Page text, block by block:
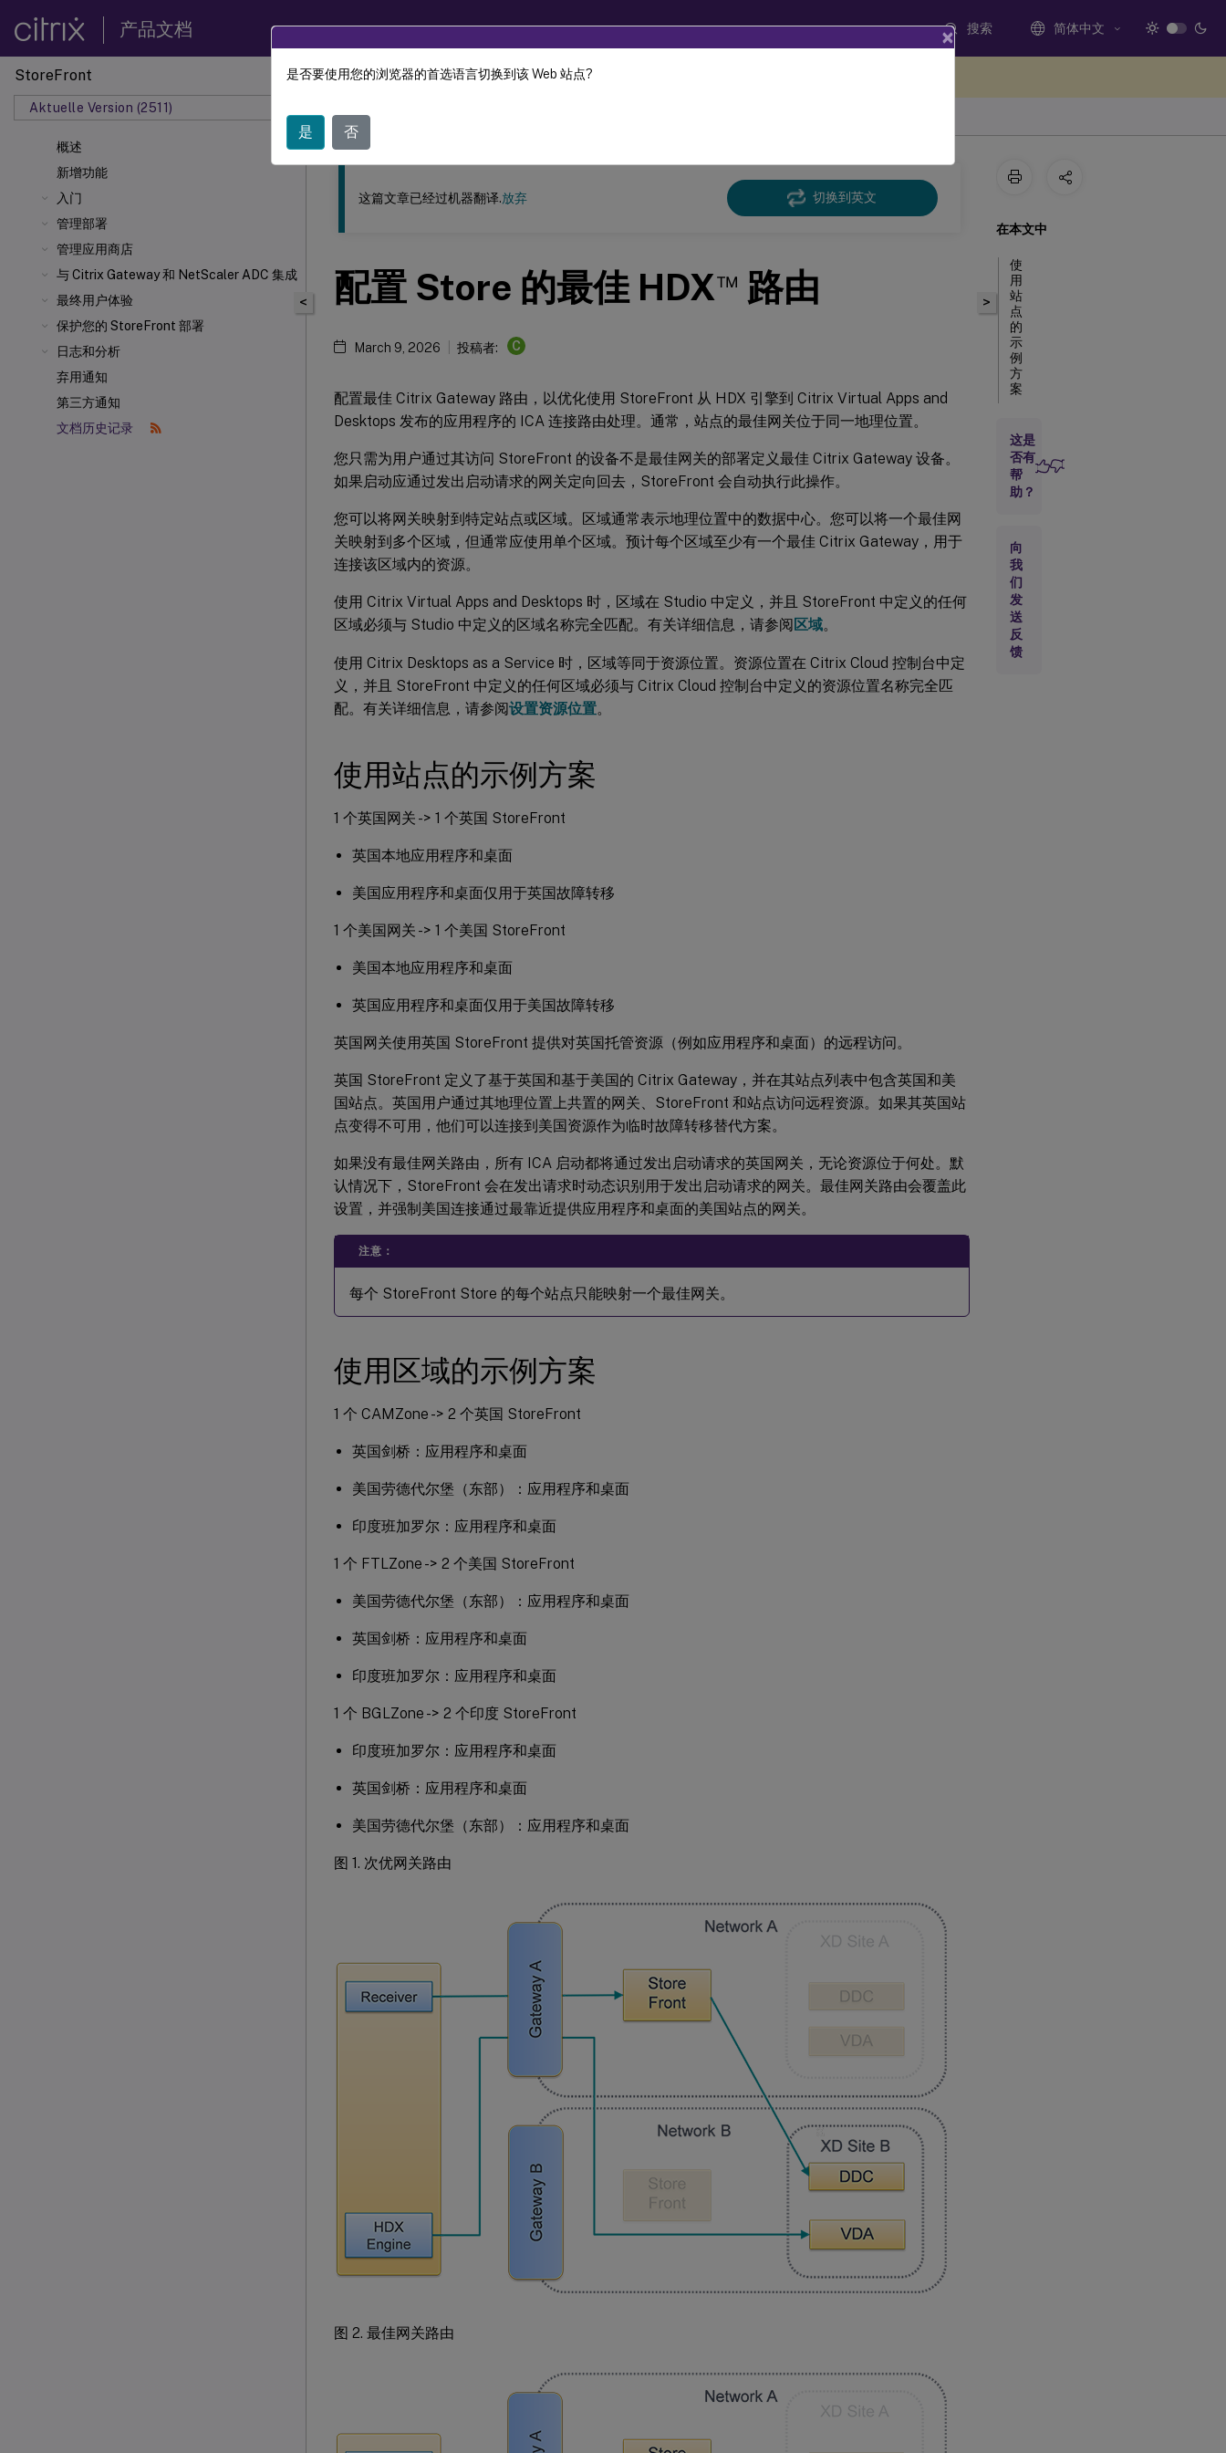
产品文档 搜索 简体中文
StoreFront
Aktuelle Version (2511)
概述
新增功能
入门
管理部署
管理应用商店
与 Citrix Gateway 和 NetScaler ADC 集成
最终用户体验
保护您的 StoreFront 部署
日志和分析
弃用通知
第三方通知
文档历史记录
此内容已经过机器动态翻译。
<
这篇文章已经过机器翻译.放弃 切换到英文
配置 Store 的最佳 HDX™ 路由
March 9, 2026 投稿者: C
配置最佳 Citrix Gateway 路由，以优化使用 StoreFront 从 HDX 引擎到 Citrix Virtual Apps and
Desktops 发布的应用程序的 ICA 连接路由处理。通常，站点的最佳网关位于同一地理位置。
您只需为用户通过其访问 StoreFront 的设备不是最佳网关的部署定义最佳 Citrix Gateway 设备。
如果启动应通过发出启动请求的网关定向回去，StoreFront 会自动执行此操作。
您可以将网关映射到特定站点或区域。区域通常表示地理位置中的数据中心。您可以将一个最佳网
关映射到多个区域，但通常应使用单个区域。预计每个区域至少有一个最佳 Citrix Gateway，用于
连接该区域内的资源。
使用 Citrix Virtual Apps and Desktops 时，区域在 Studio 中定义，并且 StoreFront 中定义的任何
区域必须与 Studio 中定义的区域名称完全匹配。有关详细信息，请参阅 区域。
使用 Citrix Desktops as a Service 时，区域等同于资源位置。资源位置在 Citrix Cloud 控制台中定
义，并且 StoreFront 中定义的任何区域必须与 Citrix Cloud 控制台中定义的资源位置名称完全匹
配。有关详细信息，请参阅设置资源位置。
使用站点的示例方案
1 个英国网关 -> 1 个英国 StoreFront
英国本地应用程序和桌面
美国应用程序和桌面仅用于英国故障转移
1 个美国网关 -> 1 个美国 StoreFront
美国本地应用程序和桌面
英国应用程序和桌面仅用于美国故障转移
英国网关使用英国 StoreFront 提供对英国托管资源（例如应用程序和桌面）的远程访问。
英国 StoreFront 定义了基于英国和基于美国的 Citrix Gateway，并在其站点列表中包含英国和美
国站点。英国用户通过其地理位置上共置的网关、StoreFront 和站点访问远程资源。如果其英国站
点变得不可用，他们可以连接到美国资源作为临时故障转移替代方案。
如果没有最佳网关路由，所有 ICA 启动都将通过发出启动请求的英国网关，无论资源位于何处。默
认情况下，StoreFront 会在发出请求时动态识别用于发出启动请求的网关。最佳网关路由会覆盖此
设置，并强制美国连接通过最靠近提供应用程序和桌面的美国站点的网关。
注意：
每个 StoreFront Store 的每个站点只能映射一个最佳网关。
使用区域的示例方案
1 个 CAMZone -> 2 个英国 StoreFront
英国剑桥：应用程序和桌面
美国劳德代尔堡（东部）：应用程序和桌面
印度班加罗尔：应用程序和桌面
1 个 FTLZone -> 2 个美国 StoreFront
美国劳德代尔堡（东部）：应用程序和桌面
英国剑桥：应用程序和桌面
印度班加罗尔：应用程序和桌面
1 个 BGLZone -> 2 个印度 StoreFront
印度班加罗尔：应用程序和桌面
英国剑桥：应用程序和桌面
美国劳德代尔堡（东部）：应用程序和桌面
图 1. 次优网关路由
图 2. 最佳网关路由
>
在本文中
使
用
站
点
的
示
例
方
案
使
用
区
域
的
方
案
配置
最佳
HDX
路由
这是
否有
帮
助？
向
我
们
发
送
反
馈
×
是否要使用您的浏览器的首选语言切换到该 Web 站点?
是 否